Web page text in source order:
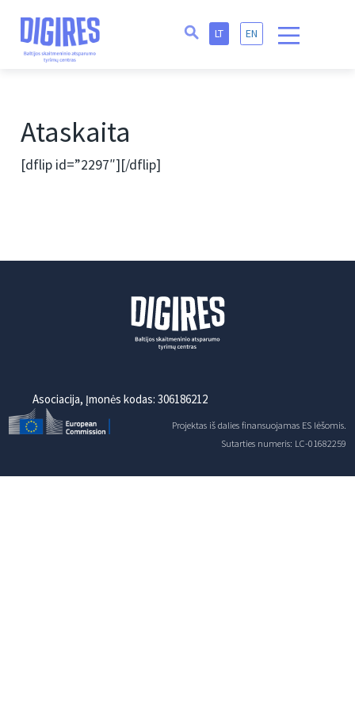
LT EN
Ataskaita
[dflip id=”2297″][/dflip]
Asociacija, Įmonės kodas: 306186212
Projektas iš dalies finansuojamas ES lėšomis.
Sutarties numeris: LC-01682259